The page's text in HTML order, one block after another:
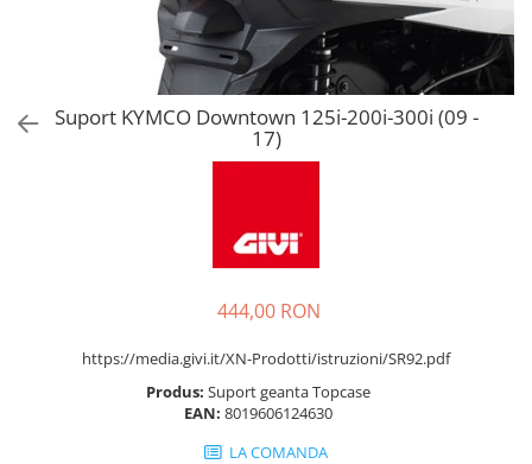
Suport KYMCO Downtown 125i-200i-300i (09 -
17)
444,00 RON
https://media.givi.it/XN-Prodotti/istruzioni/SR92.pdf
Produs: Suport geanta Topcase
EAN: 8019606124630
LA COMANDA